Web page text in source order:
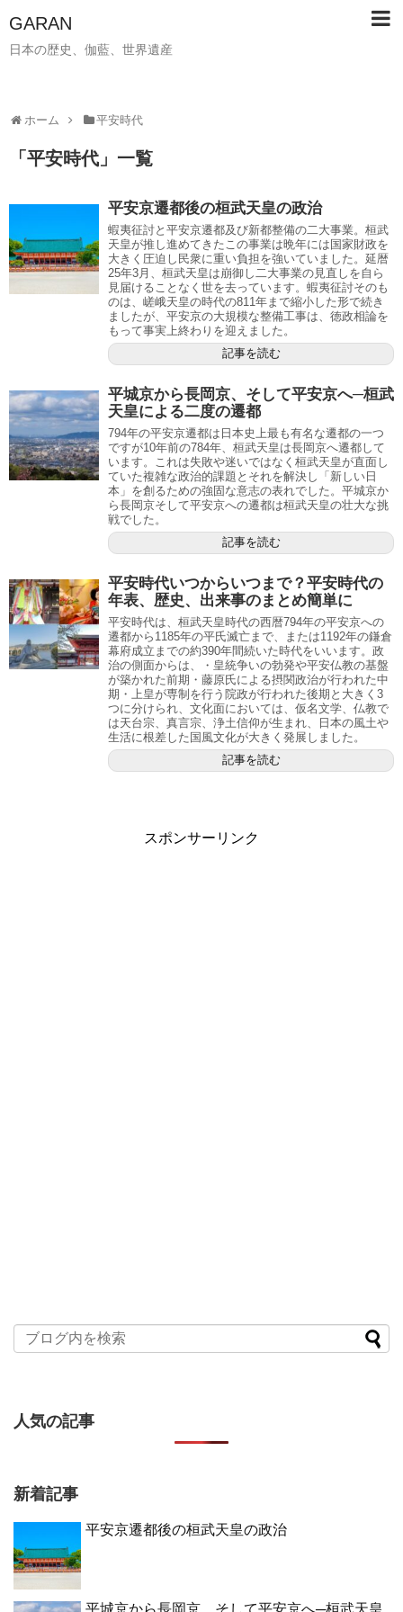
GARAN
日本の歴史、伽藍、世界遺産
ホーム 平安時代
「 平安時代 」 一覧
平安京遷都後の桓武天皇の政治
蝦夷征討と平安京遷都及び新都整備の二大事業。桓武
天皇が推し進めてきたこの事業は晩年には国家財政を
大きく圧迫し民衆に重い負担を強いていました。延暦
25年3月、桓武天皇は崩御し二大事業の見直しを自ら
見届けることなく世を去っています。蝦夷征討そのも
のは、嵯峨天皇の時代の811年まで縮小した形で続き
ましたが、平安京の大規模な整備工事は、徳政相論を
もって事実上終わりを迎えました。
記事を読む
平城京から長岡京、そして平安京へ─桓武
天皇による二度の遷都
794年の平安京遷都は日本史上最も有名な遷都の一つ
ですが10年前の784年、桓武天皇は長岡京へ遷都して
います。これは失敗や迷いではなく桓武天皇が直面し
ていた複雑な政治的課題とそれを解決し「新しい日
本」を創るための強固な意志の表れでした。平城京か
ら長岡京そして平安京への遷都は桓武天皇の壮大な挑
戦でした。
記事を読む
平安時代いつからいつまで？平安時代の
年表、歴史、出来事のまとめ簡単に
平安時代は、桓武天皇時代の西暦794年の平安京への
遷都から1185年の平氏滅亡まで、または1192年の鎌倉
幕府成立までの約390年間続いた時代をいいます。政
治の側面からは、・皇統争いの勃発や平安仏教の基盤
が築かれた前期・藤原氏による摂関政治が行われた中
期・上皇が専制を行う院政が行われた後期と大きく3
つに分けられ、文化面においては、仮名文学、仏教で
は天台宗、真言宗、浄土信仰が生まれ、日本の風土や
生活に根差した国風文化が大きく発展しました。
記事を読む
スポンサーリンク
人気の記事
新着記事
平安京遷都後の桓武天皇の政治